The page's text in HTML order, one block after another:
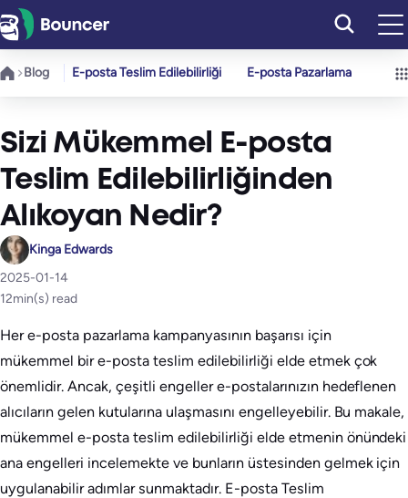
İçeriğe
geç
Blog E-posta Teslim Edilebilirliği E-posta Pazarlama
Sizi Mükemmel E-posta
Teslim Edilebilirliğinden
Alıkoyan Nedir?
Kinga Edwards
2025-01-14
12min(s) read
Her e-posta pazarlama kampanyasının başarısı için
mükemmel bir e-posta teslim edilebilirliği elde etmek çok
önemlidir. Ancak, çeşitli engeller e-postalarınızın hedeflenen
alıcıların gelen kutularına ulaşmasını engelleyebilir. Bu makale,
mükemmel e-posta teslim edilebilirliği elde etmenin önündeki
ana engelleri incelemekte ve bunların üstesinden gelmek için
uygulanabilir adımlar sunmaktadır. E-posta Teslim